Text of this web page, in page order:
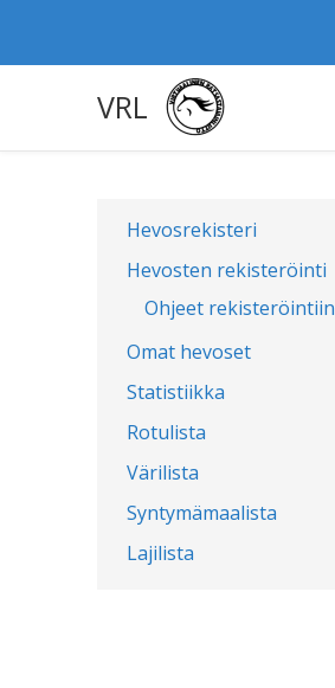
VRL
Hevosrekisteri
Hevosten rekisteröinti
Ohjeet rekisteröintiin
Omat hevoset
Statistiikka
Rotulista
Värilista
Syntymämaalista
Lajilista